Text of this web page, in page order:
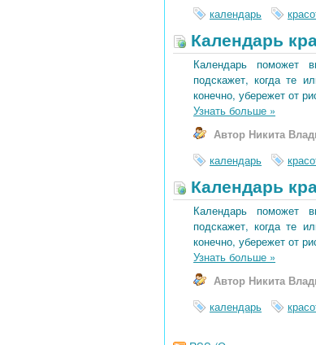
календарь
Календарь
Календарь поможет
подскажет, когда те
конечно, убережет от
Узнать больше »
Автор Никита
календарь
Календарь
Календарь поможет
подскажет, когда те
конечно, убережет от
Узнать больше »
Автор Никита
календарь